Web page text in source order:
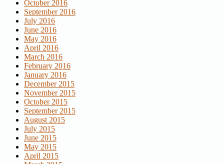
October 2016
September 2016
July 2016
June 2016
May 2016
April 2016
March 2016
February 2016
January 2016
December 2015
November 2015
October 2015
September 2015
August 2015
July 2015
June 2015
May 2015
April 2015